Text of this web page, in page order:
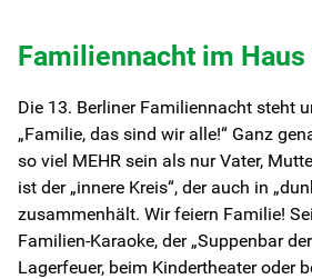
Familiennacht im
Die 13. Berliner Familiennacht steht
„Familie, das sind wir alle!“ Ganz
so viel MEHR sein als nur Vater,
ist der „innere Kreis“, der auch in
zusammenhält. Wir feiern Familie!
Familien-Karaoke, der „Suppenbar
Lagerfeuer, beim Kindertheater oder